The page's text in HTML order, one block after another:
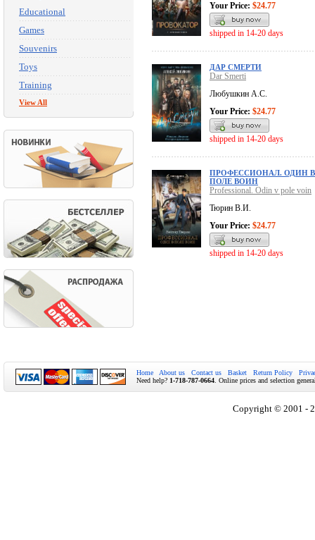
Educational
Games
Souvenirs
Toys
Training
View All
Your Price: $24.77
shipped in 14-20 days
ДАР СМЕРТИ
Dar Smerti
Любушкин А.С.
Your Price: $24.77
shipped in 14-20 days
ПРОФЕССИОНАЛ. ОДИН В
ПОЛЕ ВОИН
Professional. Odin v pole voin
Тюрин В.И.
Your Price: $24.77
shipped in 14-20 days
Home About us Contact us Basket Return Policy
Need help? 1-718-787-0664 . Online prices and selection
Copyright © 2001 -